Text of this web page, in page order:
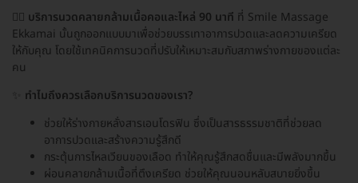
💆‍♂️ บริการนวดคลายกล้ามเนื้อคอและไหล่ 90 นาที ที่ Smile Massage
Ekkamai นั้นถูกออกแบบมาเพื่อช่วยบรรเทาอาการปวดและลดความเครียด
ให้กับคุณ โดยใช้เทคนิคการนวดที่ปรับให้เหมาะสมกับสภาพร่างกายของแต่ละ
คน
ทำไมถึงควรเลือกบริการนวดของเรา?
ช่วยให้ร่างกายหลั่งสารเอนโดรฟิน ซึ่งเป็นสารธรรมชาติที่ช่วยลด
อาการปวดและสร้างความรู้สึกดี
กระตุ้นการไหลเวียนของเลือด ทำให้คุณรู้สึกสดชื่นและมีพลังมากขึ้น
ผ่อนคลายกล้ามเนื้อที่ตึงเครียด ช่วยให้คุณนอนหลับสบายยิ่งขึ้น